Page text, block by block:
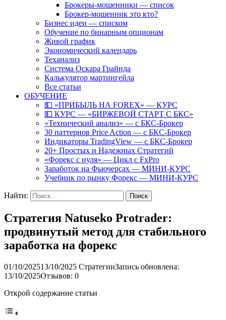
Брокеры-мошенники — список
Брокер-мошенник это кто?
Бизнес идеи — списком
Обучение по бинарным опционам
Живой график
Экономический календарь
Теханализ
Система Оскара Грайнда
Калькулятор мартингейла
Все статьи
ОБУЧЕНИЕ
💵 «ПРИБЫЛЬ НА FOREX» — КУРС
💵 КУРС — «БИРЖЕВОЙ СТАРТ С БКС»
«Технический анализ» — с БКС-Брокер
30 паттернов Price Action — с БКС-Брокер
Индикаторы TradingView — с БКС-Брокер
20+ Простых и Надежных Стратегий
«Форекс с нуля» — Цикл с FxPro
Заработок на Фьючерсах — МИНИ-КУРС
Учебник по рынку Форекс — МИНИ-КУРС
Найти:
Стратегия Natuseko Protrader:
продвинутый метод для стабильного
заработка на форекс
01/10/202513/10/2025 СтратегииЗапись обновлена:
13/10/2025Отзывов: 0
Открой содержание статьи